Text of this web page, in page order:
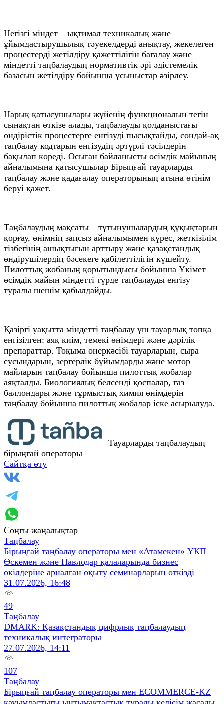
Негізгі міндет – ықтимал техникалық және
ұйымдастырушылық тәуекелдерді анықтау, жекелеген
процестерді жетілдіру қажеттілігін бағалау және
міндетті таңбалаудың нормативтік әрі әдістемелік
базасын жетілдіру бойынша ұсыныстар әзірлеу.
Нарық қатысушылары жүйенің функционалын тегін
сынақтан өткізе алады, таңбалауды қолданыстағы
өндірістік процестерге енгізуді пысықтайды, сондай-ақ
таңбалау кодтарын енгізудің әртүрлі тәсілдерін
бақылап көреді. Осыған байланысты өсімдік майының
айналымына қатысушылар Бірыңғай тауарларды
таңбалау және қадағалау операторының атына өтінім
беруі қажет.
Таңбалаудың мақсаты – тұтынушылардың құқықтарын
қорғау, өнімнің заңсыз айналымымен күрес, жеткізілім
тізбегінің ашықтығын арттыру және қазақстандық
өндірушілердің бәсекеге қабілеттілігін күшейту.
Пилоттық жобаның қорытындысы бойынша Үкімет
өсімдік майын міндетті түрде таңбалауды енгізу
туралы шешім қабылдайды.
Қазіргі уақытта міндетті таңбалау үш тауарлық топқа
енгізілген: аяқ киім, темекі өнімдері және дәрілік
препараттар. Тоқыма өнеркәсібі тауарларын, сыра
сусындарын, зергерлік бұйымдарды және мотор
майларын таңбалау бойынша пилоттық жобалар
аяқталды. Биологиялық белсенді қоспалар, газ
баллондары және тұрмыстық химия өнімдерін
таңбалау бойынша пилоттық жобалар іске асырылуда.
Тауарларды таңбалаудың
бірыңғай операторы
Сайтқа өту
Соңғы жаңалықтар
Таңбалау
Бірыңғай таңбалау операторы мен «Атамекен» ҰКП
Өскемен және Павлодар қалаларында бизнес
өкілдеріне арналған оқыту семинарларын өткізді
31.07.2026, 16:48
49
Таңбалау
DMARK: Қазақстандық цифрлық таңбалаудың
техникалық интеграторы
27.07.2026, 14:11
107
Таңбалау
Бірыңғай таңбалау операторы мен ECOMMERCE-KZ